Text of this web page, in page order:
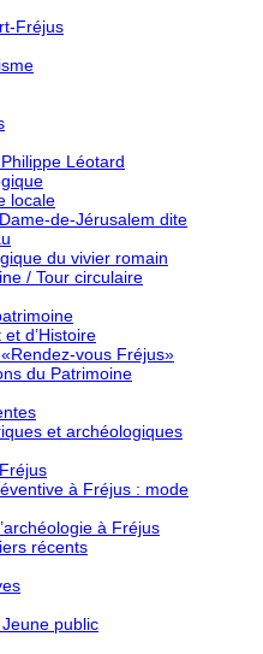
Fréjus
Léotard
locale
de-Jérusalem dite
du vivier romain
/ Tour circulaire
et d’Histoire
vous Fréjus»
du Patrimoine
et archéologiques
à Fréjus : mode
à Fréjus
récents
public